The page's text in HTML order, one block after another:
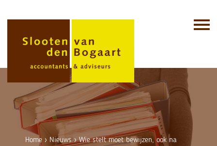
Home › Nieuws›Wie stelt moet bewijzen, ook na